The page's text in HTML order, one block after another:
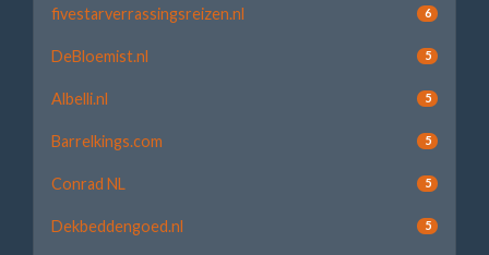
fivestarverrassingsreizen.nl 6
DeBloemist.nl 5
Albelli.nl 5
Barrelkings.com 5
Conrad NL 5
Dekbeddengoed.nl 5